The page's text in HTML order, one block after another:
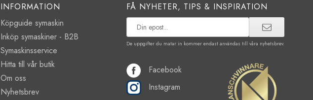
INFORMATION
Köpguide symaskin
Inköp symaskiner - B2B
Symaskinsservice
Hitta till vår butik
Om oss
Nyhetsbrev
FÅ NYHETER, TIPS & INSPIRATION
De uppgifter du matar in kommer endast användas till våra nyhetsbrev.
Facebook
Instagram